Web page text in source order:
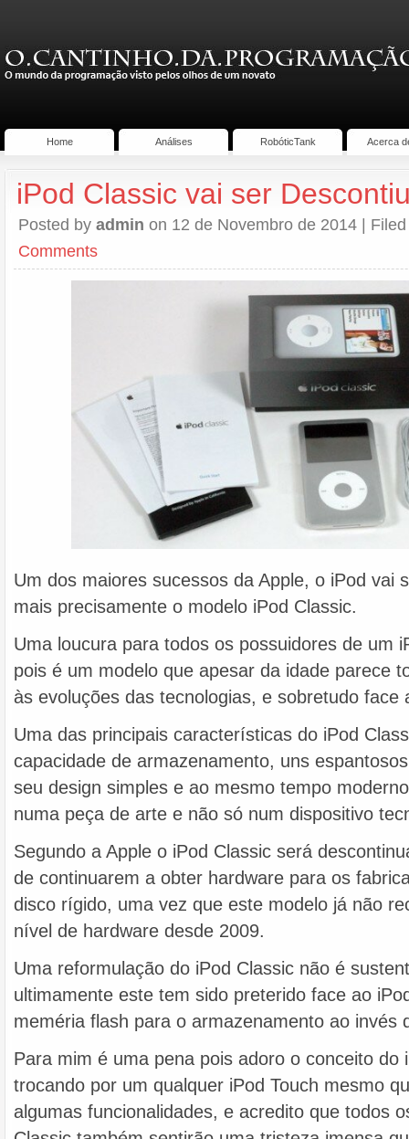
Home Análises RobóticTank Acerca
iPod Classic vai ser
Posted by admin on 12 de Novembro de 2014 |
Comments
Um dos maiores sucessos da Apple, o iPod vai
mais precisamente o modelo iPod Classic.
Uma loucura para todos os possuidores de um
pois é um modelo que apesar da idade parece
às evoluções das tecnologias, e sobretudo face
Uma das principais características do iPod
capacidade de armazenamento, uns
seu design simples e ao mesmo tempo
numa peça de arte e não só num dispositivo
Segundo a Apple o iPod Classic será
de continuarem a obter hardware para os
disco rígido, uma vez que este modelo já não
nível de hardware desde 2009.
Uma reformulação do iPod Classic não é
ultimamente este tem sido preterido face ao
meméria flash para o armazenamento ao invés
Para mim é uma pena pois adoro o conceito do
trocando por um qualquer iPod Touch mesmo
algumas funcionalidades, e acredito que todos